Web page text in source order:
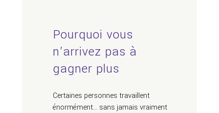
Pourquoi vous
n’arrivez pas à
gagner plus
Certaines personnes travaillent
énormément… sans jamais vraiment